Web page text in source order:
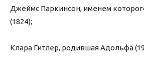
Джеймс Паркинсон, именем
(1824);
Клара Гитлер, родившая Адольфа